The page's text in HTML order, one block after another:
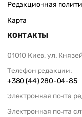
Редакционная
Карта
КОНТАКТЫ
01010 Киев, ул.
Телефон редакции:
+380 (44) 280-04-85
Электронная почта
Электронная почта